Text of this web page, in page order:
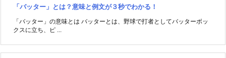
「バッター」とは？意味と例文が３秒でわかる！
「バッター」の意味とは バッターとは、野球で打者としてバッターボッ
クスに立ち、ピ ...